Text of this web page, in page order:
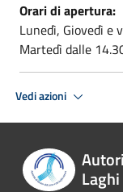
Orari di apertura:
Lunedì, Giovedì e
Martedì dalle
Vedi azioni